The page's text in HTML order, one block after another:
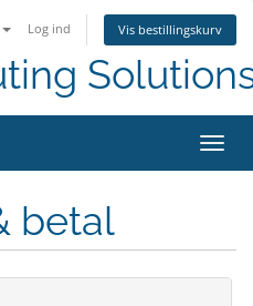
Log ind Vis bestillingskurv
Skift
betal